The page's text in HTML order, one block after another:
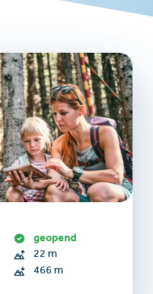
geopend
22 m
466 m